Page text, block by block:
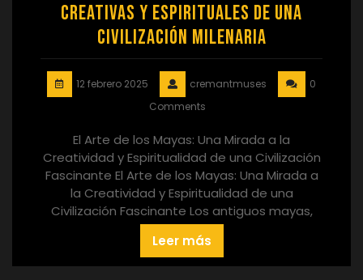
Creativas y Espirituales de una
Civilización Milenaria
12 febrero 2025 cremantmuses
0
Comments
El Arte de los Mayas: Una Mirada a la
Creatividad y Espiritualidad de una Civilización
Fascinante El Arte de los Mayas: Una Mirada a
la Creatividad y Espiritualidad de una
Civilización Fascinante Los antiguos mayas,
Leer más